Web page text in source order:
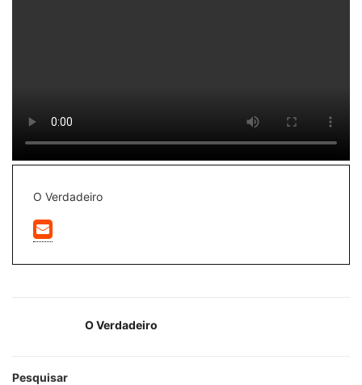
O Verdadeiro
O Verdadeiro
Pesquisar